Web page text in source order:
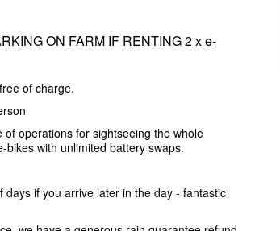
ON FARM IF RENTING 2 x e-
of charge.
operations for sightseeing the whole
with unlimited battery swaps.
if you arrive later in the day - fantastic